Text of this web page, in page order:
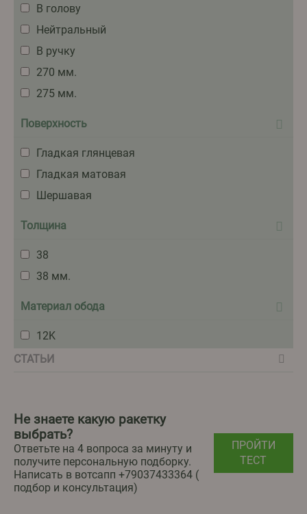
В голову
Нейтральный
В ручку
270 мм.
275 мм.
Поверхность
Гладкая глянцевая
Гладкая матовая
Шершавая
Толщина
38
38 мм.
Материал обода
12K
СТАТЬИ
Не знаете какую ракетку
выбрать?
Ответьте на 4 вопроса за минуту и
получите персональную подборку.
Написать в вотсапп ‪+79037433364‬ (
подбор и консультация)
ПРОЙТИ
ТЕСТ